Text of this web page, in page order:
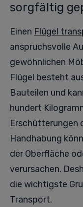
sorgfältig
Einen Flügel
anspruchsvolle
gewöhnlichen
Flügel besteht
Bauteilen und
hundert
Erschütterungen
Handhabung
der Oberfläche
verursachen.
die wichtigste
Transport.